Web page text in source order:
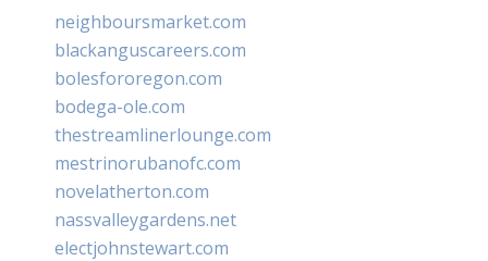
neighboursmarket.com
blackanguscareers.com
bolesfororegon.com
bodega-ole.com
thestreamlinerlounge.com
mestrinorubanofc.com
novelatherton.com
nassvalleygardens.net
electjohnstewart.com